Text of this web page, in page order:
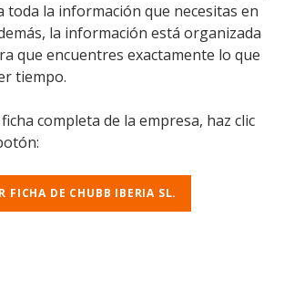
toda la información que necesitas en
la información está organizada
que encuentres exactamente lo que
tiempo.
completa de la empresa, haz clic
FICHA DE CHUBB IBERIA SL.